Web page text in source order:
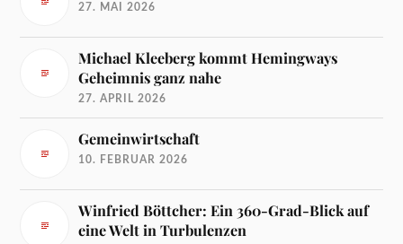
27. MAI 2026
Michael Kleeberg kommt Hemingways
Geheimnis ganz nahe
27. APRIL 2026
Gemeinwirtschaft
10. FEBRUAR 2026
Winfried Böttcher: Ein 360-Grad-Blick auf
eine Welt in Turbulenzen